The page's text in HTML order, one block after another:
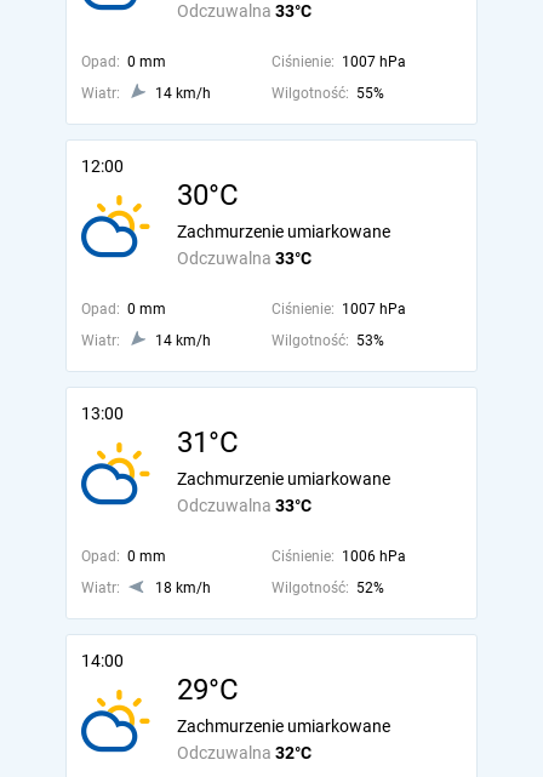
Odczuwalna 33°C
Opad: 0 mm Ciśnienie: 1007 hPa
Wiatr:
14 km/h Wilgotność: 55%
12:00
30°C
Odczuwalna 33°C
Zachmurzenie umiarkowane
Opad: 0 mm Ciśnienie: 1007 hPa
Wiatr:
14 km/h Wilgotność: 53%
13:00
31°C
Odczuwalna 33°C
Zachmurzenie umiarkowane
Opad: 0 mm Ciśnienie: 1006 hPa
Wiatr:
18 km/h Wilgotność: 52%
14:00
29°C
Odczuwalna 32°C
Zachmurzenie umiarkowane